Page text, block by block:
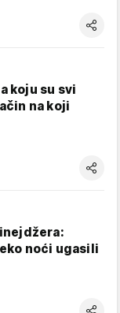
koju su svi
na koji
noći ugasili